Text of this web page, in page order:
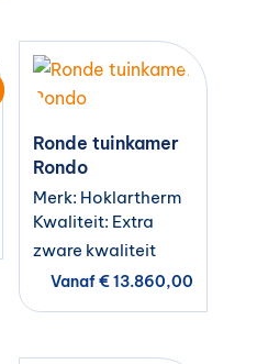
Ronde tuinkamer
Rondo
Merk: Hoklartherm
Kwaliteit: Extra
zware kwaliteit
Vanaf€13.860,00